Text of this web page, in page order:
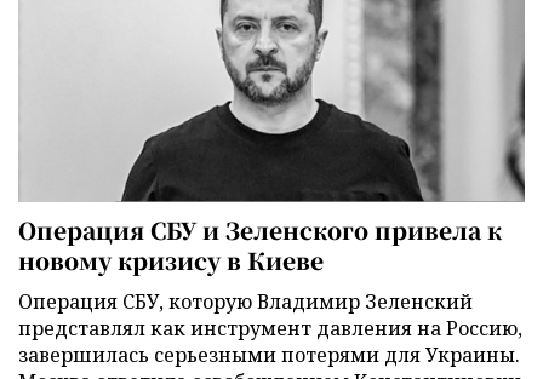
Операция СБУ и Зеленского привела к
новому кризису в Киеве
Операция СБУ, которую Владимир Зеленский
представлял как инструмент давления на Россию,
завершилась серьезными потерями для Украины.